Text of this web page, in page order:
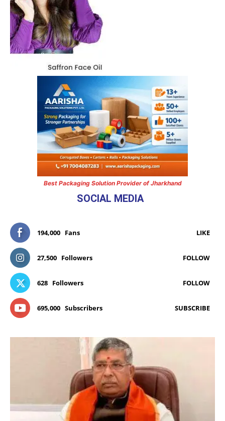
Best Packaging Solution Provider of Jharkhand
SOCIAL MEDIA
194,000 Fans LIKE
27,500 Followers FOLLOW
628 Followers FOLLOW
695,000 Subscribers SUBSCRIBE